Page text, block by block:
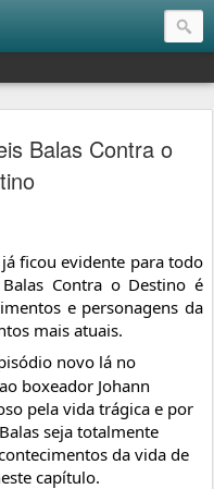
Balas Contra o
ficou evidente para todo
Contra o Destino é
e personagens da
mais atuais.
boxeador Johann
pela vida trágica e por
seja totalmente
da vida de
capítulo.